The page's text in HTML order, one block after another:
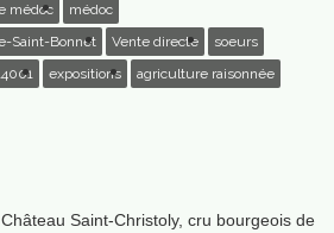
médoc
médoc
Saint-Bonnet
Vente directe
soeurs
expositions agriculture raisonnée
Saint-Christoly, cru bourgeois de